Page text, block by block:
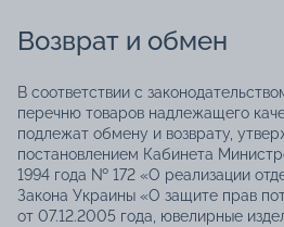
Возврат и обмен
В соответствии с
перечню товаров надлежащего
подлежат обмену и возврату,
постановлением Кабинета
1994 года № 172 «О реализации
Закона Украины «О защите прав
от 07.12.2005 года, ювелирные